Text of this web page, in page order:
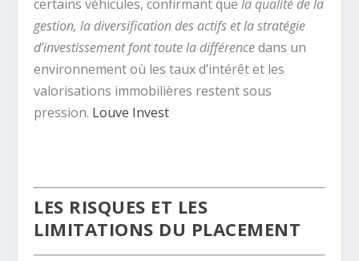
certains véhicules, confirmant quela qualité de la
gestion, la diversification des actifs et la stratégie
d’investissement font toute la différencedans un
environnement où les taux d’intérêt et les
valorisations immobilières restent sous
pression. Louve Invest
LES RISQUES ET LES
LIMITATIONS DU PLACEMENT